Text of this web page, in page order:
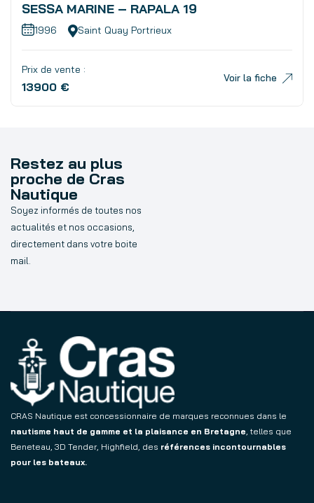
SESSA MARINE – RAPALA 19
1996 Saint Quay Portrieux
Prix de vente :
13900 €
Voir la fiche
Restez au plus
proche de Cras
Nautique
Soyez informés de toutes nos
actualités et nos occasions,
directement dans votre boite
mail.
CRAS Nautique est concessionnaire de marques reconnues dans le
nautisme haut de gamme et la plaisance en Bretagne , telles que
Beneteau, 3D Tender, Highfield, des références incontournables
pour les bateaux.